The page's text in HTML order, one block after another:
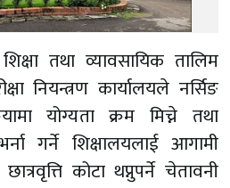
शिक्षा तथा व्यावसायिक तालिम
नियन्त्रण कार्यालयले नर्सिङ
योग्यता क्रम मिच्ने तथा
भर्ना गर्ने शिक्षालयलाई आगामी
कोटा थप्नुपर्ने चेतावनी